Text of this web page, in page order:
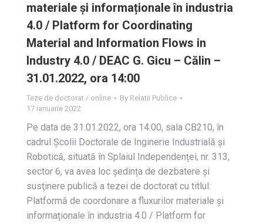
materiale și informaționale în industria
4.0 / Platform for Coordinating
Material and Information Flows in
Industry 4.0 / DEAC G. Gicu – Călin –
31.01.2022, ora 14:00
Teze de doctorat / online By Relatii Publice
17 ianuarie 2022
Pe data de 31.01.2022, ora 14:00, sala CB210, în
cadrul Școlii Doctorale de Inginerie Industrială și
Robotică, situată în Splaiul Independenței, nr. 313,
sector 6, va avea loc ședința de dezbatere și
susţinere publică a tezei de doctorat cu titlul:
Platformă de coordonare a fluxurilor materiale și
informaționale în industria 4.0 / Platform for